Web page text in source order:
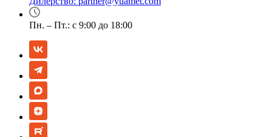
Пн. – Пт.: с 9:00 до 18:00